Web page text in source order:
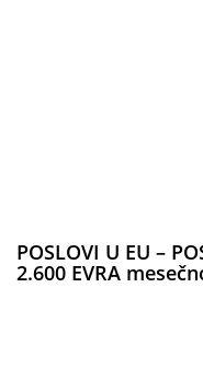
POSLOVI U EU –
2.600 EVRA